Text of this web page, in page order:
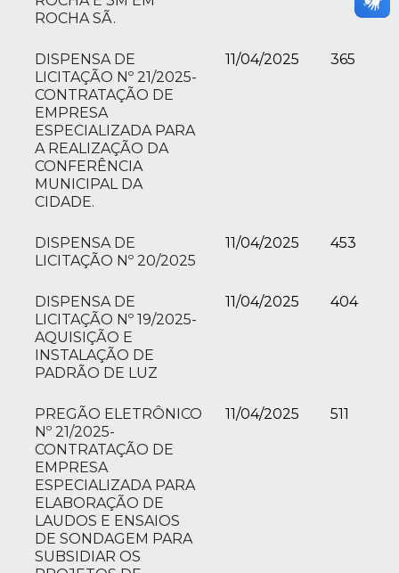
ROCHA SÃ.
DISPENSA DE
LICITAÇÃO Nº 21/2025-
CONTRATAÇÃO DE
EMPRESA
ESPECIALIZADA PARA
A REALIZAÇÃO DA
CONFERÊNCIA
MUNICIPAL DA
CIDADE.
11/04/2025 365
DISPENSA DE
LICITAÇÃO Nº 20/2025
11/04/2025 453
DISPENSA DE
LICITAÇÃO Nº 19/2025-
AQUISIÇÃO E
INSTALAÇÃO DE
PADRÃO DE LUZ
11/04/2025 404
PREGÃO ELETRÔNICO
Nº 21/2025-
CONTRATAÇÃO DE
EMPRESA
ESPECIALIZADA PARA
ELABORAÇÃO DE
LAUDOS E ENSAIOS
DE SONDAGEM PARA
SUBSIDIAR OS
11/04/2025 511